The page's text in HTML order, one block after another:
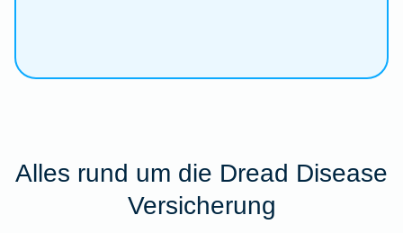
Alles rund um die Dread Disease
Versicherung